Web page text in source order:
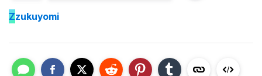
Zzukuyomi